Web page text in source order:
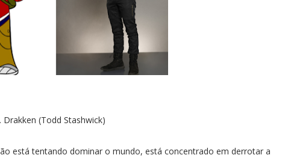
Drakken (Todd Stashwick)
está tentando dominar o mundo, está concentrado em derrotar a